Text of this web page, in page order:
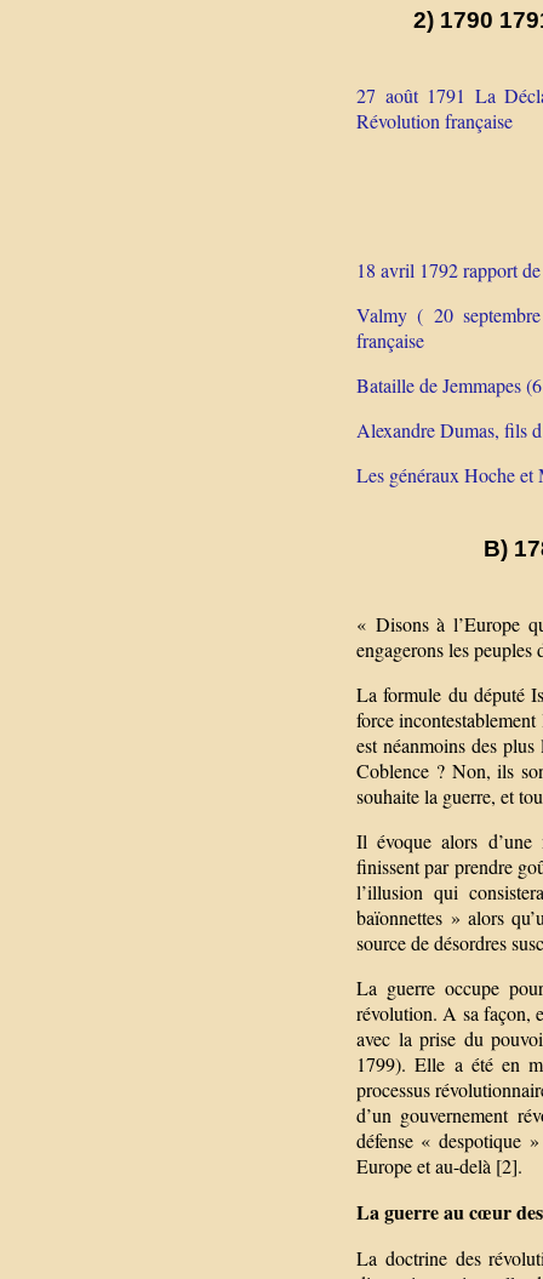
2) 1790
27 août 1791 La
Révolution française
18 avril 1792 rapport
Valmy ( 20
française
Bataille de Jemmapes
Alexandre Dumas, fils
Les généraux Hoche et
B)
« Disons à l’Europe
engagerons les peuples
La formule du député
force
est néanmoins des
Coblence ? Non, ils
souhaite la guerre, et
Il évoque alors d’une
finissent par prendre
l’illusion qui
baïonnettes » alors
source de désordres
La guerre occupe
révolution. A sa façon,
avec la prise du
1799). Elle a été en
processus
d’un gouvernement
défense « despotique
Europe et au-delà [2].
La guerre au cœur
La doctrine des